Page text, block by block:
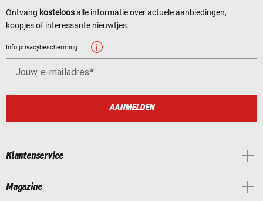
Ontvang kosteloosalle informatie over actuele aanbiedingen,
koopjes of interessante nieuwtjes.
Info privacybescherming
Jouw e-mailadres
AANMELDEN
Klantenservice
Magazine